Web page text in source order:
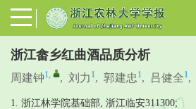
浙江畲乡红曲酒品质分析
周建钟1, , 刘力 1, 郭建忠 1, 吕健全1,
1. 浙江林学院基础部, 浙江临安311300;